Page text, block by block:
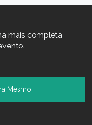
mais completa
Mesmo